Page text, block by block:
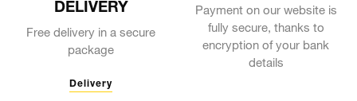
DELIVERY
Free delivery in a secure
package
Delivery
Payment on our website is
fully secure, thanks to
encryption of your bank
details